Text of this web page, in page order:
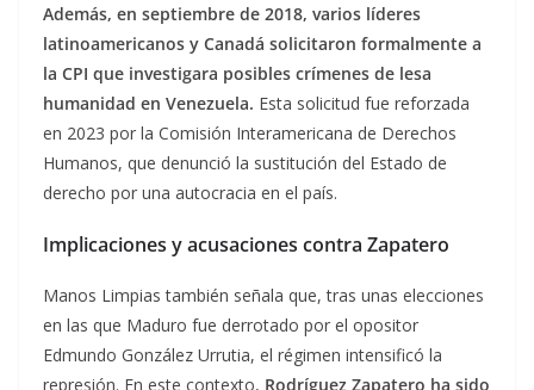
Además, en septiembre de 2018, varios líderes
latinoamericanos y Canadá solicitaron formalmente a
la CPI que investigara posibles crímenes de lesa
humanidad en Venezuela. Esta solicitud fue reforzada
en 2023 por la Comisión Interamericana de Derechos
Humanos, que denunció la sustitución del Estado de
derecho por una autocracia en el país.
Implicaciones y acusaciones contra Zapatero
Manos Limpias también señala que, tras unas elecciones
en las que Maduro fue derrotado por el opositor
Edmundo González Urrutia, el régimen intensificó la
represión. En este contexto, Rodríguez Zapatero ha sido